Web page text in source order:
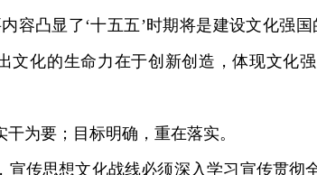
凸显了‘十五五’时期将是建设文化强国
文化的生命力在于创新创造，体现文化
为要；目标明确，重在落实。
传思想文化战线必须深入学习宣传贯彻